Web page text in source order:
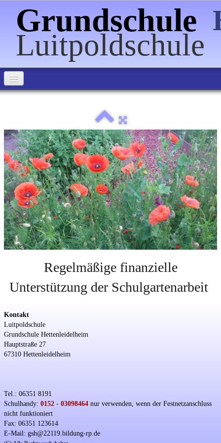
Grundschule
Luitpoldschule
Home
Informationen
Förderverein
Veranstaltungen
Schulpartnerschaften
Bilder▼
Regelmäßige finanzielle
Unterstützung der Schulgartenarbeit
Kontakt
Luitpoldschule
Grundschule Hettenleidelheim
Hauptstraße 27
67310 Hettenleidelheim
Tel.: 06351 8191
Schulhandy: 0152 - 03098464 nur verwenden, wenn der Festnetzanschluss
nicht funktioniert
Fax: 06351 123614
E-Mail: gsh@22119.bildung-rp.de